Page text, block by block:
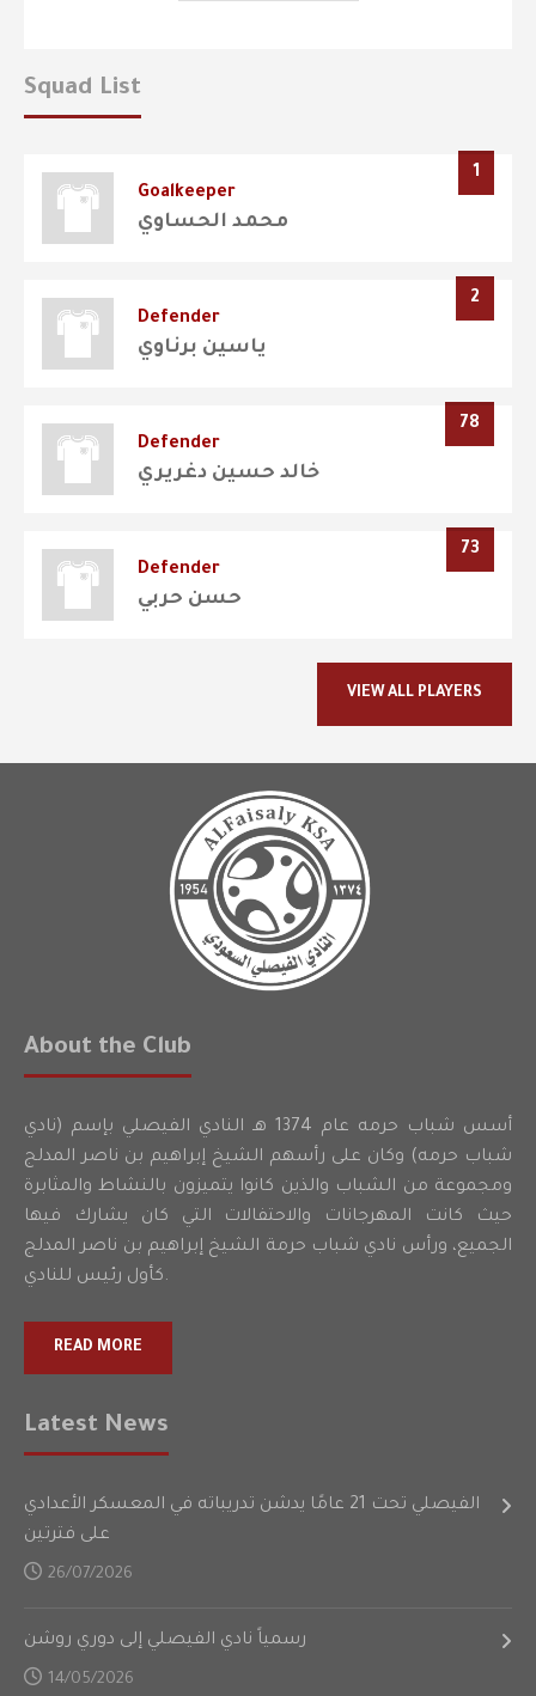
Squad List
1
Goalkeeper
محمد الحساوي
2
Defender
ياسين برناوي
78
Defender
خالد حسين دغريري
73
Defender
حسن حربي
VIEW ALL PLAYERS
About the Club
أسس شباب حرمه عام 1374 هـ النادي الفيصلي بإسم (نادي
شباب حرمه) وكان على رأسهم الشيخ إبراهيم بن ناصر المدلج
ومجموعة من الشباب والذين كانوا يتميزون بالنشاط والمثابرة
حيث كانت المهرجانات والاحتفالات التي كان يشارك فيها
الجميع، ورأس نادي شباب حرمة الشيخ إبراهيم بن ناصر المدلج
كأول رئيس للنادي.
READ MORE
Latest News
الفيصلي تحت 21 عامًا يدشن تدريباته في المعسكر الأعدادي
على فترتين
26/07/2026
رسمياً نادي الفيصلي إلى دوري روشن
14/05/2026